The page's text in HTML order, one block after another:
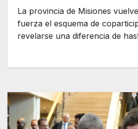
La provincia de Misiones
fuerza el esquema de
revelarse una diferencia de